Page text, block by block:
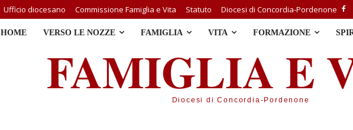
Ufficio diocesano Commissione Famiglia e Vita Statuto Diocesi di Concordia-Pordenone
HOME VERSO LE NOZZE FAMIGLIA VITA FORMAZIONE
FAMIGLIA E
Diocesi di Concordia-Pordenone